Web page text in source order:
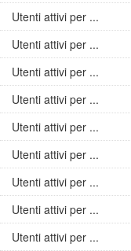
Utenti attivi per ...
Utenti attivi per ...
Utenti attivi per ...
Utenti attivi per ...
Utenti attivi per ...
Utenti attivi per ...
Utenti attivi per ...
Utenti attivi per ...
Utenti attivi per ...